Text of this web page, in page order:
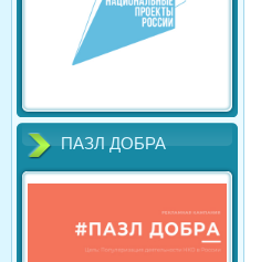
ПАЗЛ ДОБРА